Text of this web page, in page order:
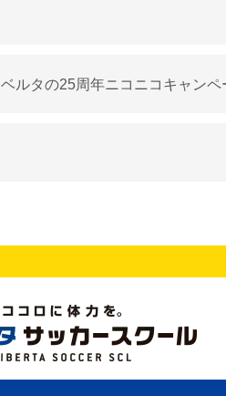
ルタの25周年ニコニコキャンペ